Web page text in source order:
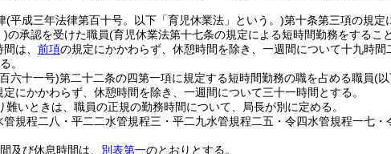
(平成三年法律第百十号。以下「育児休業法」という。)第十条第三項の規定
)の承認を受けた職員(育児休業法第十七条の規定による短時間勤務をするこ
は、 前項の規定にかかわらず、休憩時間を除き、一週間について十九時
。
六十一号)第二十二条の四第一項に規定する短時間勤務の職を占める職員(
定にかかわらず、休憩時間を除き、一週間について三十一時間とする。
難いときは、職員の正規の勤務時間について、局長が別に定める。
規程二八・平二二水管規程三・平二九水管規程二五・令四水管規程一七・
及び休息時間は、 別表第一のとおりとする。